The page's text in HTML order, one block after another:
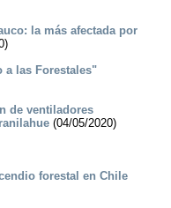
la más afectada por
a las Forestales"
de ventiladores
(04/05/2020)
forestal en Chile